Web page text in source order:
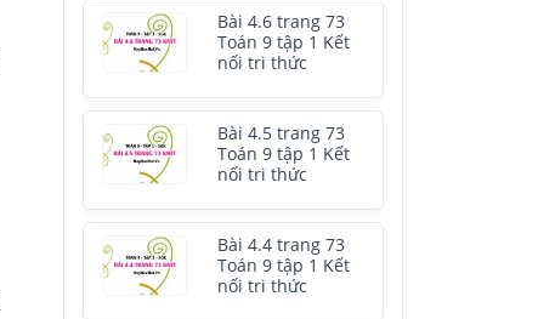
Bài 4.6 trang 73
Toán 9 tập 1 Kết
nối tri thức
Bài 4.5 trang 73
Toán 9 tập 1 Kết
nối tri thức
Bài 4.4 trang 73
Toán 9 tập 1 Kết
nối tri thức